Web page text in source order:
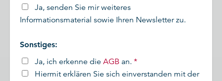
Ja, senden Sie mir weiteres
Informationsmaterial sowie Ihren Newsletter zu.
Sonstiges:
Ja, ich erkenne die AGB an. *
Hiermit erklären Sie sich einverstanden mit der